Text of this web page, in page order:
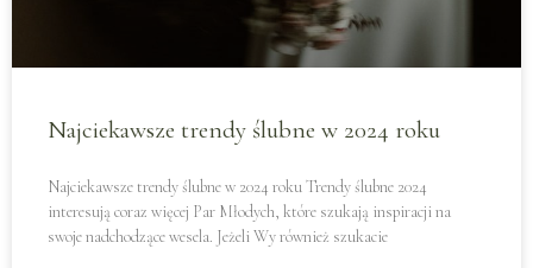
Najciekawsze trendy ślubne w 2024 roku
Najciekawsze trendy ślubne w 2024 roku Trendy ślubne 2024
interesują coraz więcej Par Młodych, które szukają inspiracji na
swoje nadchodzące wesela. Jeżeli Wy również szukacie